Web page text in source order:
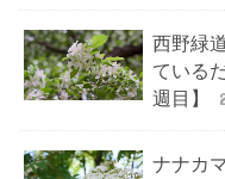
西野緑
ている
週目】
ナナカ